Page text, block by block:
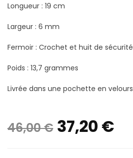
Longueur : 19 cm
Largeur : 6 mm
Fermoir : Crochet et huit de sécurité
Poids : 13,7 grammes
Livrée dans une pochette en velours
46,00€ Le
37,20 €